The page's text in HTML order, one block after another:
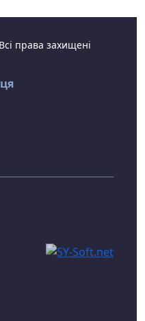
права захищені